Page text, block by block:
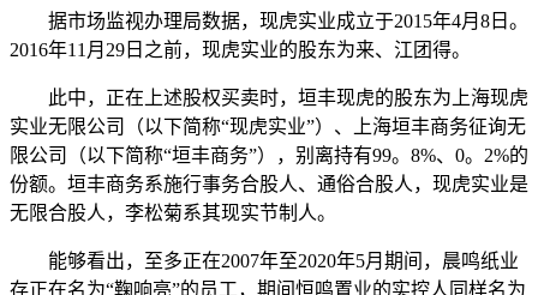
据市场监视办理局数据，现虎实业成立于2015年4月8日。
2016年11月29日之前，现虎实业的股东为来、江团得。
此中，正在上述股权买卖时，垣丰现虎的股东为上海现虎
实业无限公司（以下简称“现虎实业”）、上海垣丰商务征询无
限公司（以下简称“垣丰商务”），别离持有99。8%、0。2%的
份额。垣丰商务系施行事务合股人、通俗合股人，现虎实业是
无限合股人，李松菊系其现实节制人。
能够看出，至多正在2007年至2020年5月期间，晨鸣纸业
存正在名为“鞠响亮”的员工，期间恒鸣置业的实控人同样名为